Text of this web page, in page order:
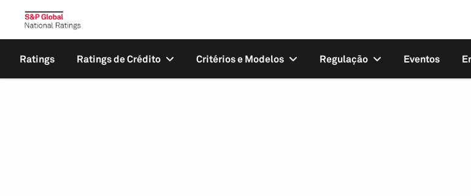
Ratings Ratings de Crédito Critérios e Modelos Regulação Eventos